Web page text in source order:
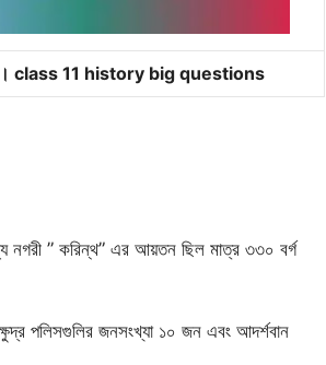
class 11 history big questions
নগরী ” করিন্থ” এর আয়তন ছিল মাত্র ৩৩০ বর্গ
পলিসগুলির জনসংখ্যা ১০ জন এবং আদর্শবান